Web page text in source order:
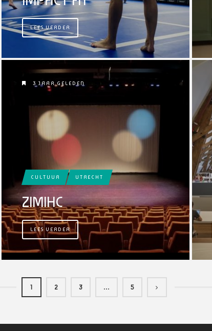
LEES VERDER
3 JAAR GELEDEN
CULTUUR UTRECHT
ZIMIHC
LEES VERDER
1 2 3 … 5